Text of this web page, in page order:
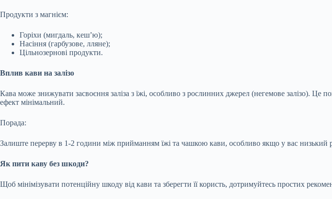
Продукти з магнієм:
Горіхи (мигдаль, кеш’ю);
Насіння (гарбузове, лляне);
Цільнозернові продукти.
Вплив кави на залізо
Кава може знижувати засвоєння заліза з їжі, особливо з рослинних джерел (негемове залізо). Це
ефект мінімальний.
Порада:
Залиште перерву в 1-2 години між прийманням їжі та чашкою кави, особливо якщо у вас низький
Як пити каву без шкоди?
Щоб мінімізувати потенційну шкоду від кави та зберегти її користь, дотримуйтесь простих